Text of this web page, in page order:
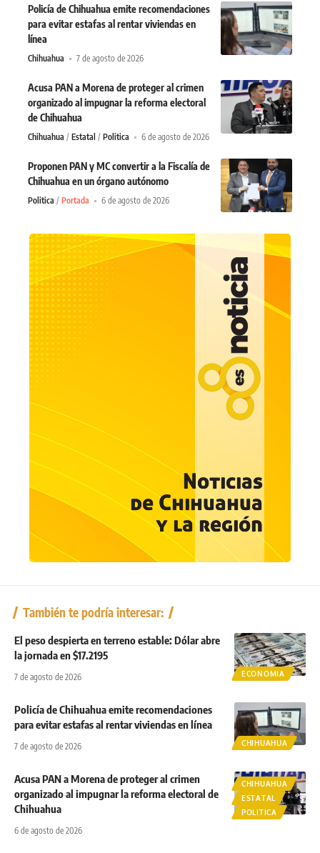
Policía de Chihuahua emite recomendaciones
para evitar estafas al rentar viviendas en
línea
Chihuahua 7 de agosto de 2026
Acusa PAN a Morena de proteger al crimen
organizado al impugnar la reforma electoral
de Chihuahua
Chihuahua Estatal Politica 6 de agosto de 2026
Proponen PAN y MC convertir a la Fiscalía de
Chihuahua en un órgano autónomo
Politica Portada 6 de agosto de 2026
También te podría interesar:
ECONOMIA
El peso despierta en terreno estable: Dólar abre
la jornada en $17.2195
7 de agosto de 2026
CHIHUAHUA
Policía de Chihuahua emite recomendaciones
para evitar estafas al rentar viviendas en línea
7 de agosto de 2026
CHIHUAHUA
ESTATAL
POLITICA
Acusa PAN a Morena de proteger al crimen
organizado al impugnar la reforma electoral de
Chihuahua
6 de agosto de 2026